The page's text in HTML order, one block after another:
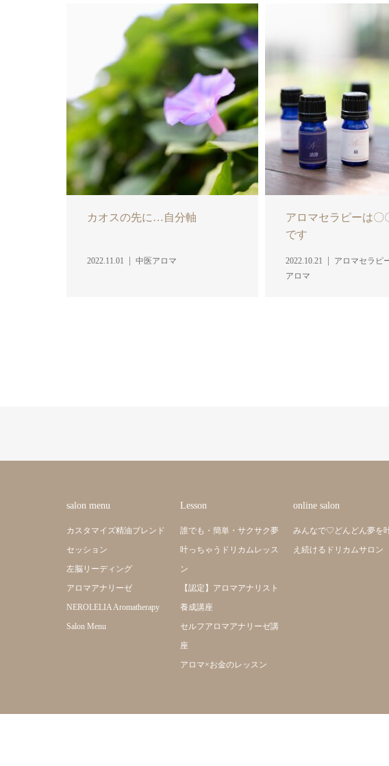
カオスの先に…自分軸
2022.11.01 中医アロマ
アロマセラピーは〇
です
2022.10.21 アロマセラピ
アロマ
salon menu
カスタマイズ精油ブレンド
セッション
左脳リーディング
アロマアナリーゼ
NEROLELIA Aromatherapy
Salon Menu
Lesson
誰でも・簡単・サクサク夢
叶っちゃうドリカムレッス
ン
【認定】アロマアナリスト
養成講座
セルフアロマアナリーゼ講
座
アロマ×お金のレッスン
online salon
みんなで♡どんどん夢を
え続けるドリカムサロン